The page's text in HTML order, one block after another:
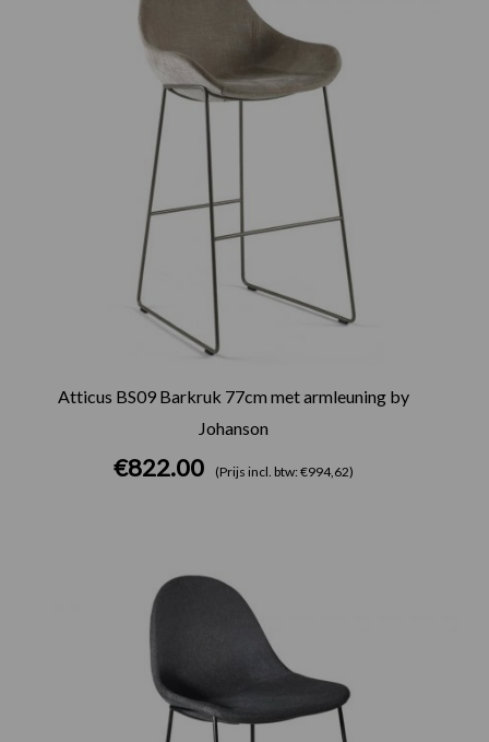
Atticus BS09 Barkruk 77cm met armleuning by
Johanson
€822.00 (Prijs incl. btw: €994,62)